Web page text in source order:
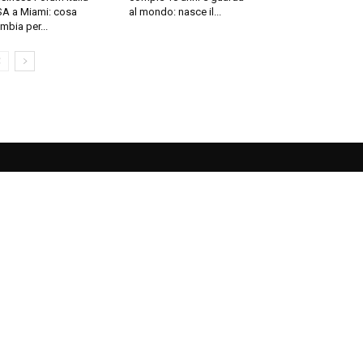
a Miami: cosa
per...
al mondo: nasce il...